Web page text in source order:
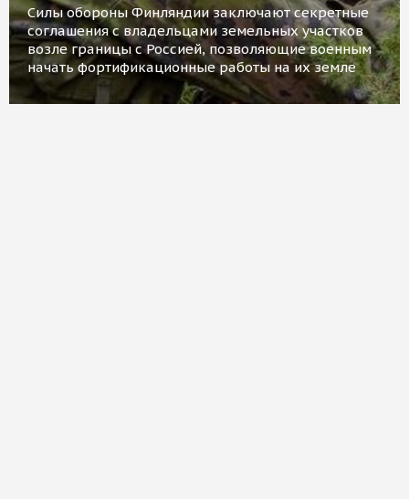
Силы обороны Финляндии заключают секретные
соглашения с владельцами земельных участков
возле границы с Россией, позволяющие военным
начать фортификационные работы на их земле